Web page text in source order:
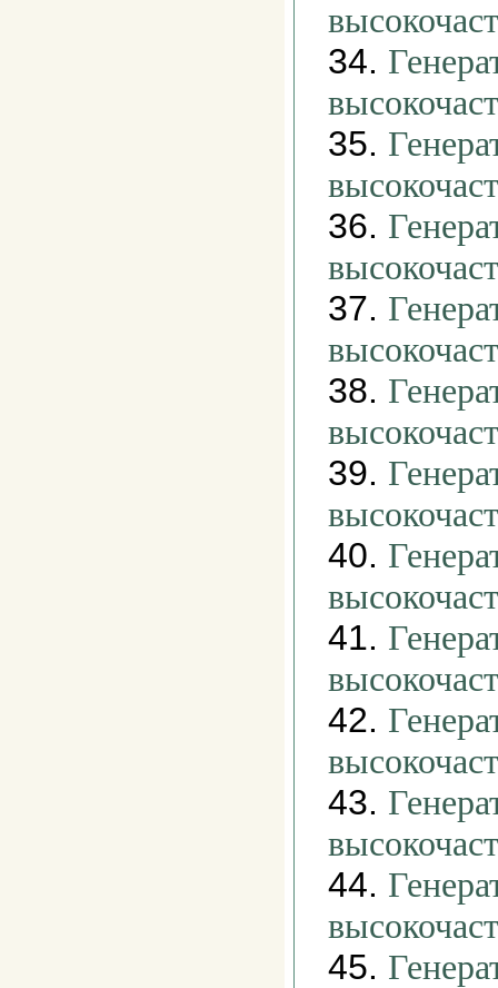
34.
35.
36.
37.
38.
39.
40.
41.
42.
43.
44.
45.